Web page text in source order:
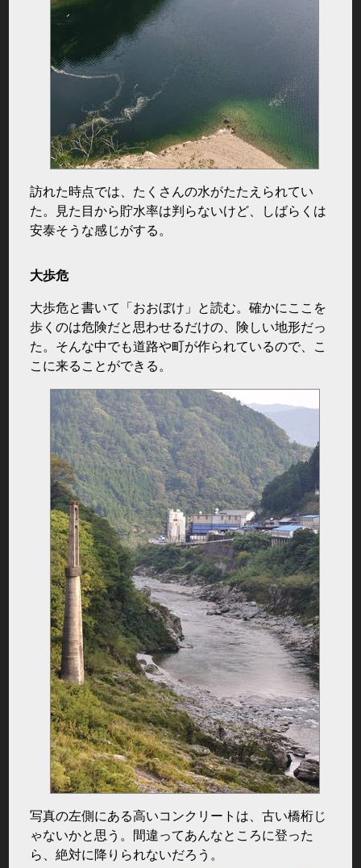
訪れた時点では、たくさんの水がたたえられてい
た。見た目から貯水率は判らないけど、しばらくは
安泰そうな感じがする。
大歩危
大歩危と書いて「おおぼけ」と読む。確かにここを
歩くのは危険だと思わせるだけの、険しい地形だっ
た。そんな中でも道路や町が作られているので、こ
こに来ることができる。
写真の左側にある高いコンクリートは、古い橋桁じ
ゃないかと思う。間違ってあんなところに登った
ら、絶対に降りられないだろう。